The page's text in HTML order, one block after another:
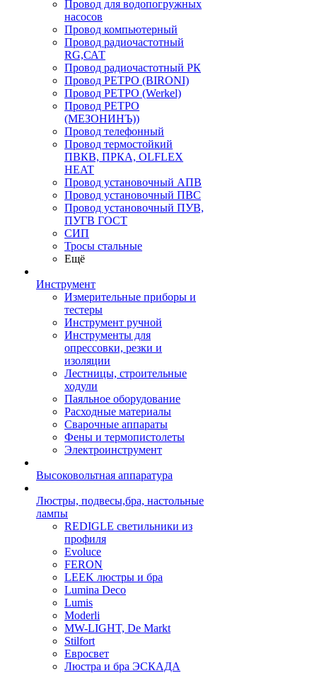
Провод для водопогружных
насосов
Провод компьютерный
Провод радиочастотный
RG,САТ
Провод радиочастотный РК
Провод РЕТРО (BIRONI)
Провод РЕТРО (Werkel)
Провод РЕТРО
(МЕЗОНИНЪ))
Провод телефонный
Провод термостойкий
ПВКВ, ПРКА, OLFLEX
HEAT
Провод установочный АПВ
Провод установочный ПВС
Провод установочный ПУВ,
ПУГВ ГОСТ
СИП
Тросы стальные
Ещё
Инструмент
Измерительные приборы и
тестеры
Инструмент ручной
Инструменты для
опрессовки, резки и
изоляции
Лестницы, строительные
ходули
Паяльное оборудование
Расходные материалы
Сварочные аппараты
Фены и термопистолеты
Электроинструмент
Высоковольтная аппаратура
Люстры, подвесы,бра, настольные
лампы
REDIGLE светильники из
профиля
Evoluce
FERON
LEEK люстры и бра
Lumina Deco
Lumis
Moderli
MW-LIGHT, De Markt
Stilfort
Евросвет
Люстра и бра ЭСКАДА